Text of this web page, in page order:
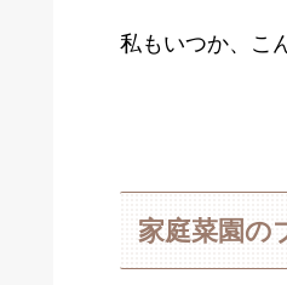
私もいつか、こ
家庭菜園の